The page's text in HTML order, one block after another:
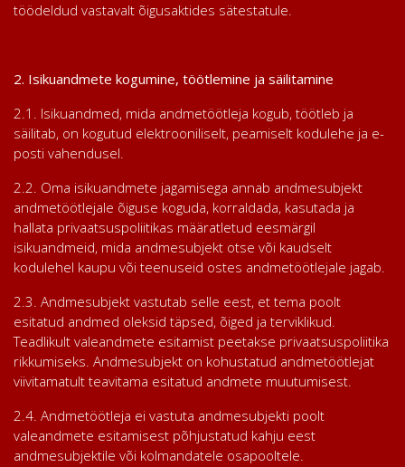
töödeldud vastavalt õigusaktides sätestatule.
2. Isikuandmete kogumine, töötlemine ja säilitamine
2.1. Isikuandmed, mida andmetöötleja kogub, töötleb ja
säilitab, on kogutud elektrooniliselt, peamiselt kodulehe ja e-
posti vahendusel.
2.2. Oma isikuandmete jagamisega annab andmesubjekt
andmetöötlejale õiguse koguda, korraldada, kasutada ja
hallata privaatsuspoliitikas määratletud eesmärgil
isikuandmeid, mida andmesubjekt otse või kaudselt
kodulehel kaupu või teenuseid ostes andmetöötlejale jagab.
2.3. Andmesubjekt vastutab selle eest, et tema poolt
esitatud andmed oleksid täpsed, õiged ja terviklikud.
Teadlikult valeandmete esitamist peetakse privaatsuspoliitika
rikkumiseks. Andmesubjekt on kohustatud andmetöötlejat
viivitamatult teavitama esitatud andmete muutumisest.
2.4. Andmetöötleja ei vastuta andmesubjekti poolt
valeandmete esitamisest põhjustatud kahju eest
andmesubjektile või kolmandatele osapooltele.